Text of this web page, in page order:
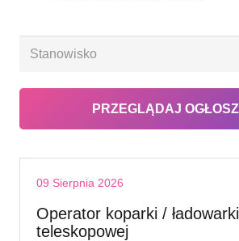
09 Sierpnia 2026
Operator koparki / ładowarki
teleskopowej